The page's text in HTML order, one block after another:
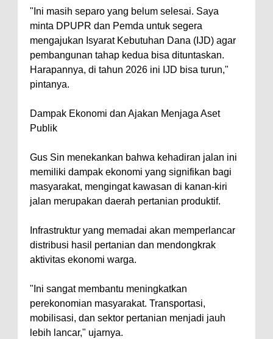
"Ini masih separo yang belum selesai. Saya
minta DPUPR dan Pemda untuk segera
mengajukan Isyarat Kebutuhan Dana (IJD) agar
pembangunan tahap kedua bisa dituntaskan.
Harapannya, di tahun 2026 ini IJD bisa turun,"
pintanya.
Dampak Ekonomi dan Ajakan Menjaga Aset
Publik
Gus Sin menekankan bahwa kehadiran jalan ini
memiliki dampak ekonomi yang signifikan bagi
masyarakat, mengingat kawasan di kanan-kiri
jalan merupakan daerah pertanian produktif.
Infrastruktur yang memadai akan memperlancar
distribusi hasil pertanian dan mendongkrak
aktivitas ekonomi warga.
"Ini sangat membantu meningkatkan
perekonomian masyarakat. Transportasi,
mobilisasi, dan sektor pertanian menjadi jauh
lebih lancar," ujarnya.